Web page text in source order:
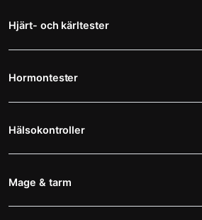
Hjärt- och kärltester
Hormontester
Hälsokontroller
Mage & tarm